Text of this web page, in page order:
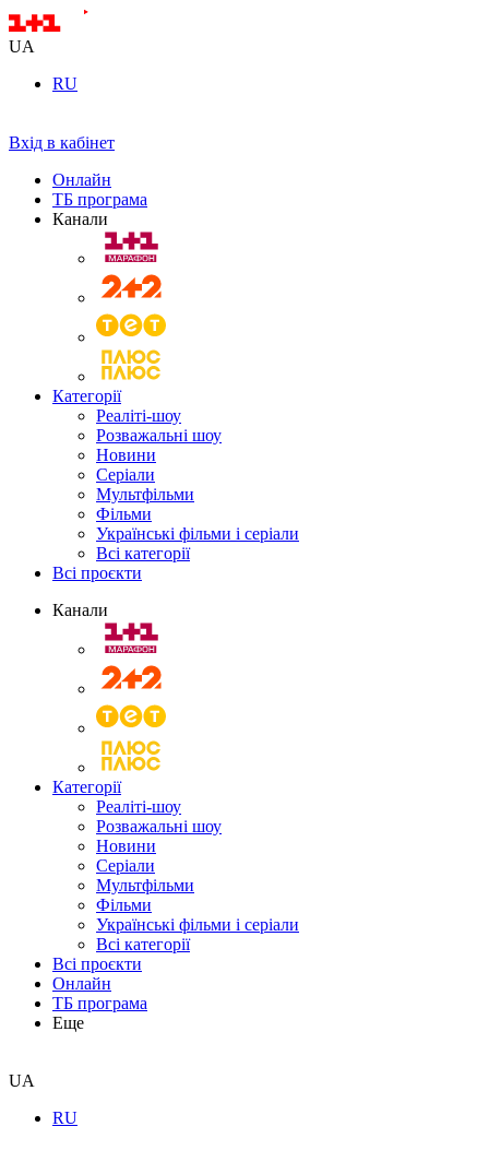
UA
RU
Вхід в кабінет
Онлайн
ТБ програма
Канали
Категорії
Реаліті-шоу
Розважальні шоу
Новини
Серіали
Мультфільми
Фільми
Українські фільми і серіали
Всі категорії
Всі проєкти
Канали
Категорії
Реаліті-шоу
Розважальні шоу
Новини
Серіали
Мультфільми
Фільми
Українські фільми і серіали
Всі категорії
Всі проєкти
Онлайн
ТБ програма
Еще
UA
RU